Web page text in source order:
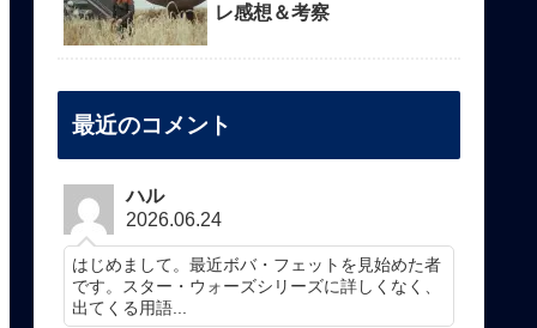
レ感想＆考察
最近のコメント
ハル
2026.06.24
はじめまして。最近ボバ・フェットを見始めた者
です。スター・ウォーズシリーズに詳しくなく、
出てくる用語...